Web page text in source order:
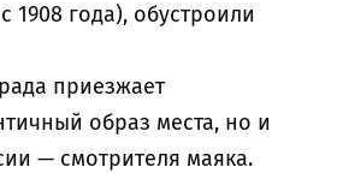
года), обустроили
приезжает
образ места, но и
— смотрителя маяка.